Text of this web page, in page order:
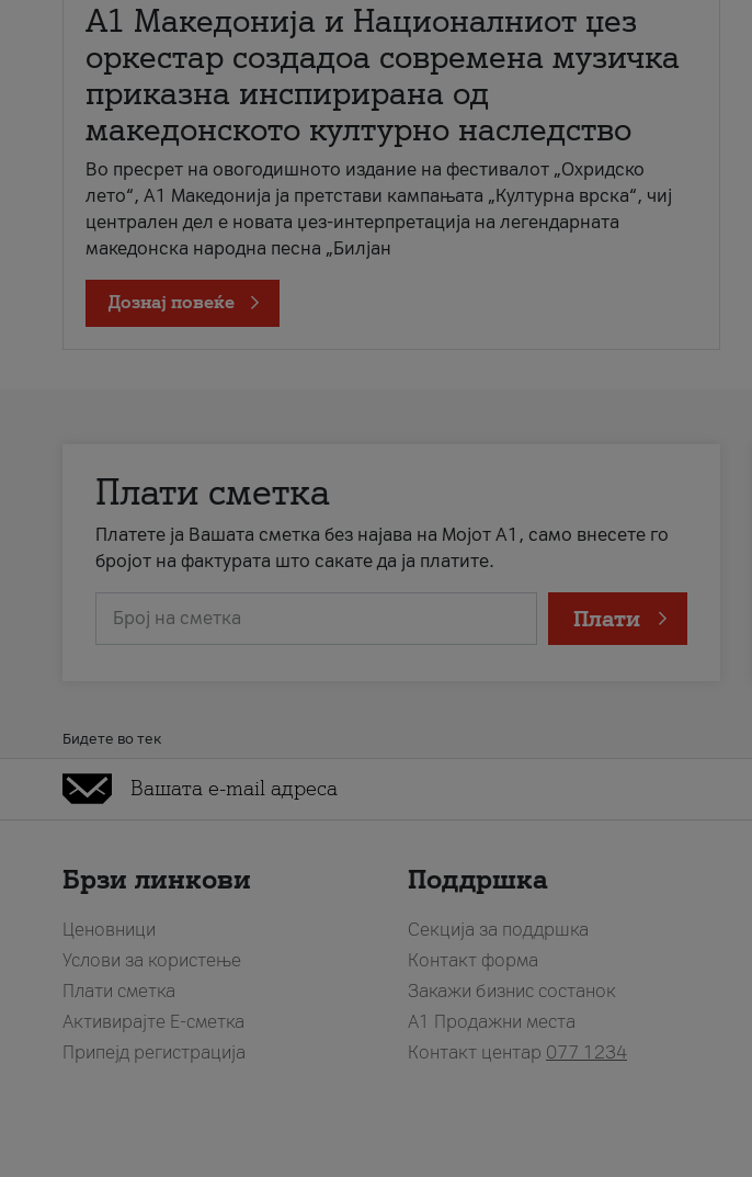
А1 Македонија и Националниот џез
оркестар создадоа современа музичка
приказна инспирирана од
македонското културно наследство
Во пресрет на овогодишното издание на фестивалот „Охридско
лето“, А1 Македонија ја претстави кампањата „Културна врска“, чиј
централен дел е новата џез-интерпретација на легендарната
македонска народна песна „Билјан
Дознај повеќе
Плати сметка
Платете ја Вашата сметка без најава на Мојот А1, само внесете го
бројот на фактурата што сакате да ја платите.
Број на сметка Плати
Бидете во тек
Брзи линкови
Ценовници
Услови за користење
Плати сметка
Активирајте Е-сметка
Припејд регистрација
Поддршка
Секција за поддршка
Контакт форма
Закажи бизнис состанок
A1 Продажни места
Контакт центар 077 1234